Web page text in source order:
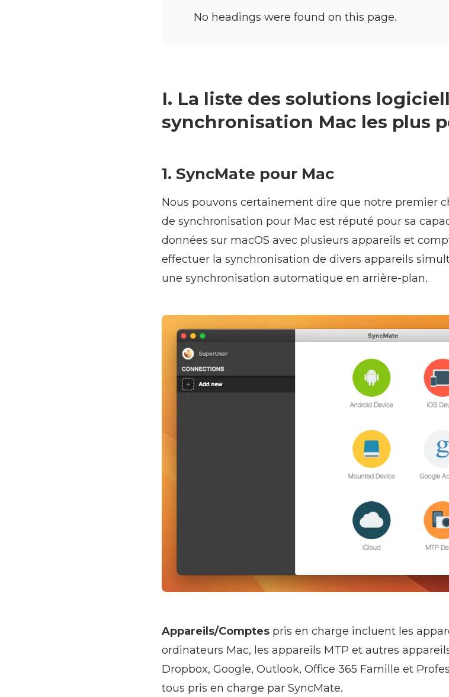
No headings were found on this page.
I. La liste des solutions
synchronisation Mac les plus
1. SyncMate pour Mac
Nous pouvons certainement dire que notre premier
de synchronisation pour Mac est réputé pour sa
données sur macOS avec plusieurs appareils et
effectuer la synchronisation de divers appareils
une synchronisation automatique en arrière-plan.
Appareils/Comptes pris en charge incluent les
ordinateurs Mac, les appareils MTP et autres
Dropbox, Google, Outlook, Office 365 Famille et
tous pris en charge par SyncMate.